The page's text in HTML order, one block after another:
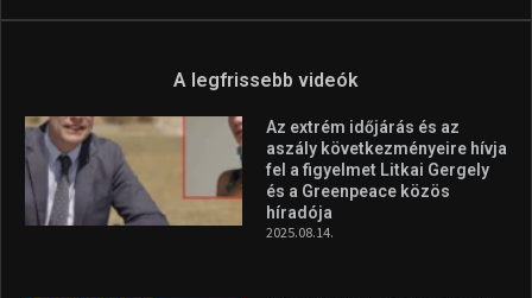
A legfrissebb videók
Az extrém időjárás és az
aszály következményeire hívja
fel a figyelmet Litkai Gergely
és a Greenpeace közös
híradója
2025.08.14.